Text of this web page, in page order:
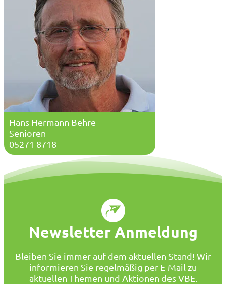
Hans Hermann Behre
Senioren
05271 8718
Newsletter Anmeldung
Bleiben Sie immer auf dem aktuellen Stand! Wir
informieren Sie regelmäßig per E-Mail zu
aktuellen Themen und Aktionen des VBE.